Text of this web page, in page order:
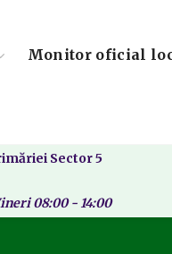
Monitor oficial
Sector 5
08:00 - 14:00